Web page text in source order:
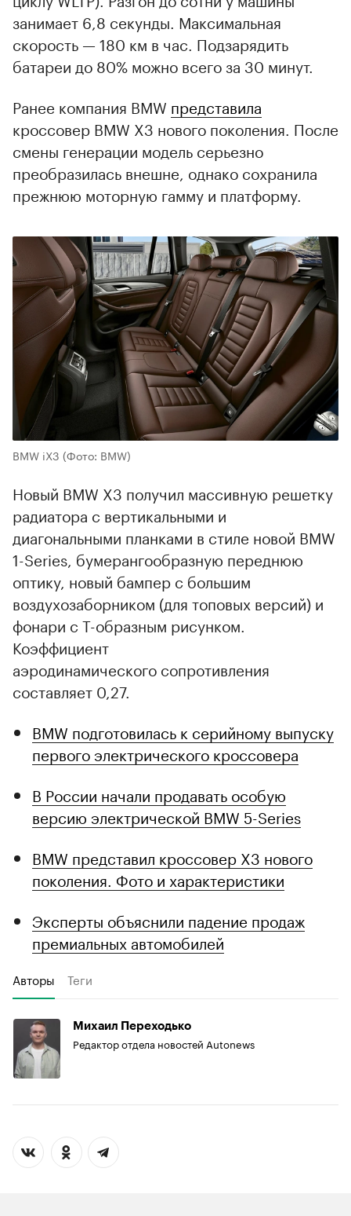
занимает 6,8 секунды. Максимальная
скорость — 180 км в час. Подзарядить
батареи до 80% можно всего за 30 минут.
Ранее компания BMW представила
кроссовер BMW X3 нового поколения. После
смены генерации модель серьезно
преобразилась внешне, однако сохранила
прежнюю моторную гамму и платформу.
BMW iX3 (Фото: BMW)
Новый BMW X3 получил массивную решетку
радиатора с вертикальными и
диагональными планками в стиле новой BMW
1-Series, бумерангообразную переднюю
оптику, новый бампер с большим
воздухозаборником (для топовых версий) и
фонари с T-образным рисунком.
Коэффициент
аэродинамического сопротивления
составляет 0,27.
BMW подготовилась к серийному выпуску
первого электрического кроссовера
В России начали продавать особую
версию электрической BMW 5-Series
BMW представил кроссовер X3 нового
поколения. Фото и характеристики
Эксперты объяснили падение продаж
премиальных автомобилей
Авторы Теги
Михаил Переходько
Редактор отдела новостей Autonews